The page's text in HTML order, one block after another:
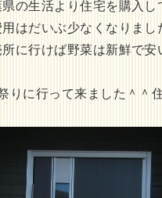
の生活より住宅を購入
はだいぶ少なくなりまし
に行けば野菜は新鮮で
りに行って来ました＾＾